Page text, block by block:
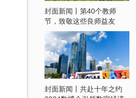
封面新闻丨第40个教师
节，致敬这些良师益友
封面新闻丨共赴十年之约